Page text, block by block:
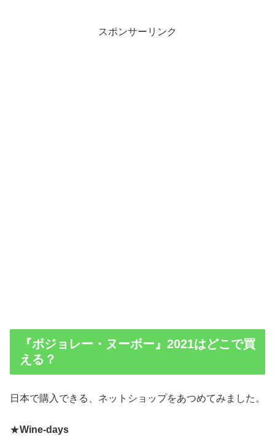
スポンサーリンク
『ボジョレー・ヌーボー』2021はどこで買
える？
日本で購入できる、ネットショップをあつめてみました。
★Wine-days